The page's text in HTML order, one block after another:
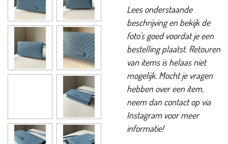
Lees onderstaande
beschrijving en bekijk de
foto's goed voordat je een
bestelling plaatst. Retouren
van items is helaas niet
mogelijk. Mocht je vragen
hebben over een item,
neem dan contact op via
Instagram voor meer
informatie!